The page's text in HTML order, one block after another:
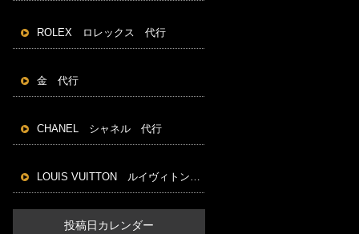
ROLEX ロレックス 代行
金 代行
CHANEL シャネル 代行
LOUIS VUITTON ルイヴィトン 代行
投稿日カレンダー